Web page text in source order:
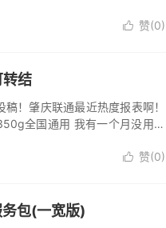
 赞(0)
结
！肇庆联通最近热度报表啊！
全国通用 我有一个月没用都
 赞(0)
包(一宽版)